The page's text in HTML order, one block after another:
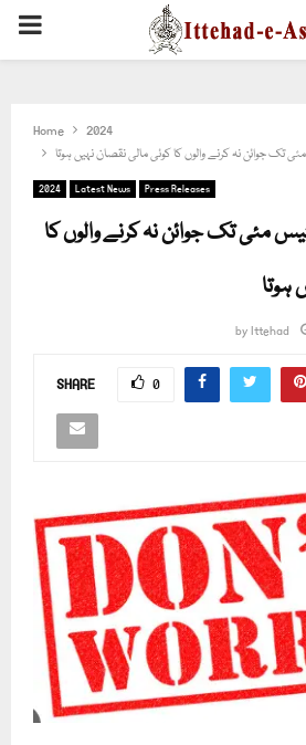
PRIMARY
Home
2024
تک جوائن نہ کرنے والوں کا کوئی مالی نقصان نہیں ہوتا
2024 Latest News Press Releases
مئی تک جوائن نہ کرنے والوں کا
ہوتا
byIttehad
SHARE 0